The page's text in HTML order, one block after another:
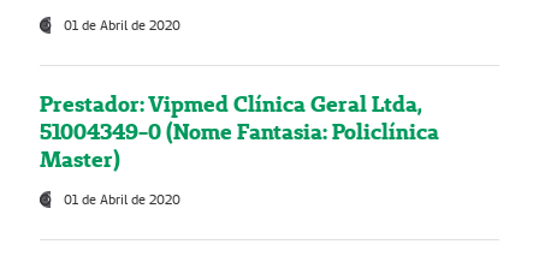
01 de Abril de 2020
Prestador: Vipmed Clínica Geral Ltda,
51004349-0 (Nome Fantasia: Policlínica
Master)
01 de Abril de 2020